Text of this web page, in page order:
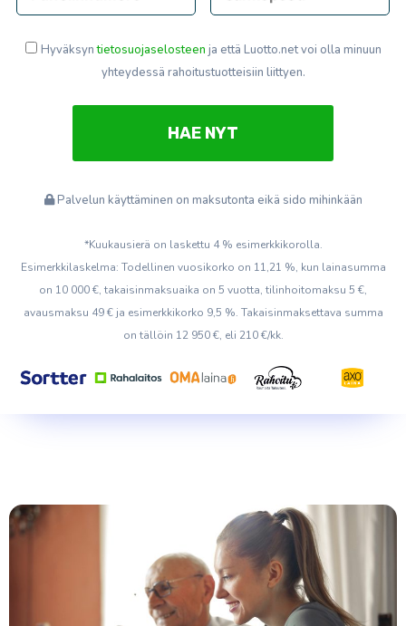
Hyväksyntietosuojaselosteen ja että Luotto.net voi olla minuun
yhteydessä rahoitustuotteisiin liittyen.
Palvelun käyttäminen on maksutonta eikä sido mihinkään
*Kuukausierä on laskettu 4 % esimerkkikorolla.
Esimerkkilaskelma: Todellinen vuosikorko on 11,21 %, kun lainasumma
on 10 000 €, takaisinmaksuaika on 5 vuotta, tilinhoitomaksu 5 €,
avausmaksu 49 € ja esimerkkikorko 9,5 %. Takaisinmaksettava summa
on tällöin 12 950 €, eli 210 €/kk.